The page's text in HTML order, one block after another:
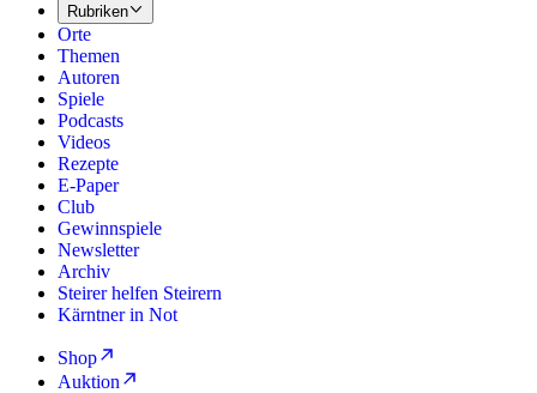
Rubriken
Orte
Themen
Autoren
Spiele
Podcasts
Videos
Rezepte
E-Paper
Club
Gewinnspiele
Newsletter
Archiv
Steirer helfen Steirern
Kärntner in Not
Shop
Auktion